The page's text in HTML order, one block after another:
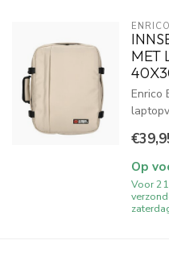
MET
Enrico
Op
Voor